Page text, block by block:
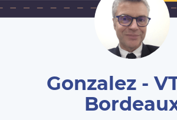
Gonzalez -